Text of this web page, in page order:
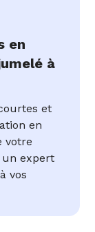
en
à
et
en
votre
un expert
vos